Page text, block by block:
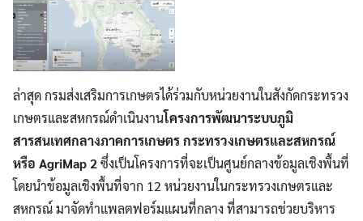
ล่าสุด กรมส่งเสริมการเกษตรได้ร่วมกับหน่วยงานในสังกัดกระทรวง
เกษตรและสหกรณ์ดำเนินงานโครงการพัฒนาระบบภูมิ
สารสนเทศกลางภาคการเกษตร กระทรวงเกษตรและสหกรณ์
หรือ AgriMap 2ซึ่งเป็นโครงการที่จะเป็นศูนย์กลางข้อมูลเชิงพื้นที่
โดยนำข้อมูลเชิงพื้นที่จาก 12 หน่วยงานในกระทรวงเกษตรและ
สหกรณ์ มาจัดทำแพลตฟอร์มแผนที่กลาง ที่สามารถช่วยบริหาร